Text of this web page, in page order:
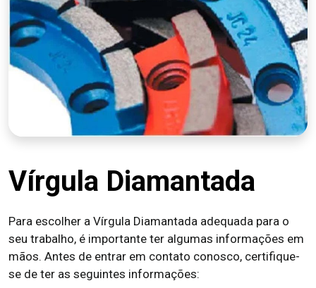
Vírgula Diamantada
Para escolher a Vírgula Diamantada adequada para o
seu trabalho, é importante ter algumas informações em
mãos. Antes de entrar em contato conosco, certifique-
se de ter as seguintes informações: